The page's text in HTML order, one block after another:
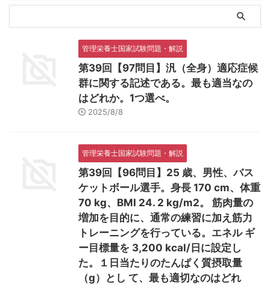
管理栄養士国家試験問題・解説
第39回【97問目】汎（全身）適応症候
群に関する記述である。最も適当なの
はどれか。1つ選べ。
2025/8/8
管理栄養士国家試験問題・解説
第39回【96問目】25 歳、男性、バス
ケットボール選手。身長 170 cm、体重
70 kg、BMI 24. 2 kg/m2。 筋肉量の
増加を目的に、通常の練習に加え筋力
トレーニングを行っている。エネル ギ
ー目標量を 3,200 kcal/日に設定し
た。１日当たりのたんぱく質摂取量
（g）とし て、最も適切なのはどれ